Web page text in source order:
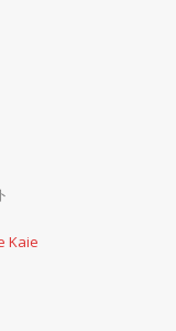
Kaie